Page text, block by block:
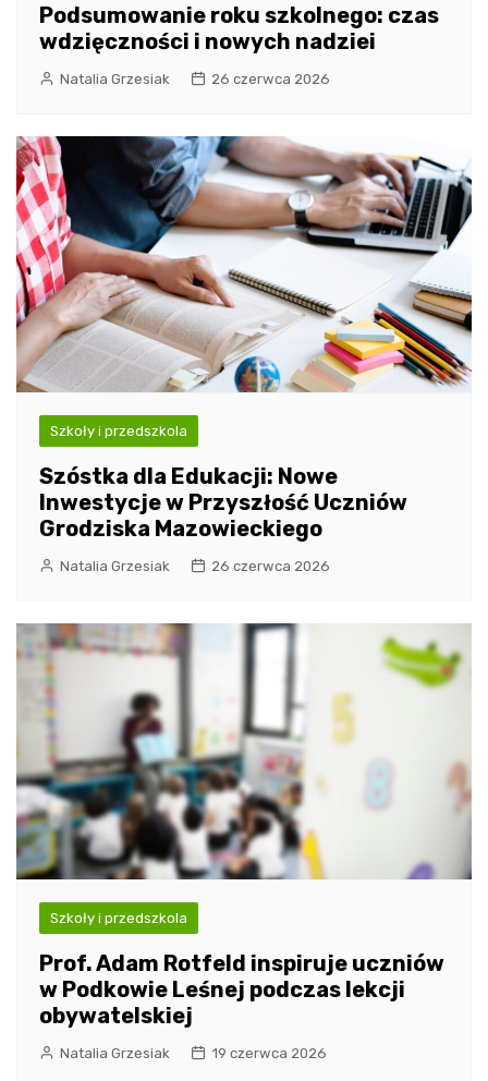
Podsumowanie roku szkolnego: czas
wdzięczności i nowych nadziei
Natalia Grzesiak 26 czerwca 2026
Szkoły i przedszkola
Szóstka dla Edukacji: Nowe
Inwestycje w Przyszłość Uczniów
Grodziska Mazowieckiego
Natalia Grzesiak 26 czerwca 2026
Szkoły i przedszkola
Prof. Adam Rotfeld inspiruje uczniów
w Podkowie Leśnej podczas lekcji
obywatelskiej
Natalia Grzesiak 19 czerwca 2026